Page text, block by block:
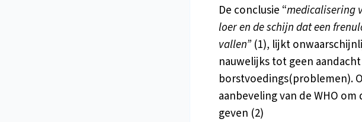
De conclusie “medicalisering
loer en de schijn dat een
vallen” (1), lijkt
nauwelijks tot geen
borstvoedings(problemen).
aanbeveling van de WHO
geven (2)